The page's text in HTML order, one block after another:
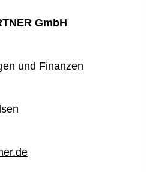
GmbH
und Finanzen